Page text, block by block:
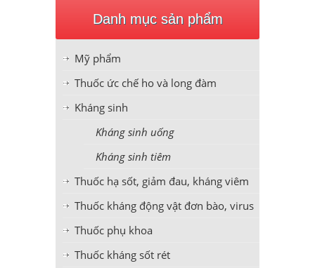
Danh mục sản phẩm
Mỹ phẩm
Thuốc ức chế ho và long đàm
Kháng sinh
Kháng sinh uống
Kháng sinh tiêm
Thuốc hạ sốt, giảm đau, kháng viêm
Thuốc kháng động vật đơn bào, virus
Thuốc phụ khoa
Thuốc kháng sốt rét